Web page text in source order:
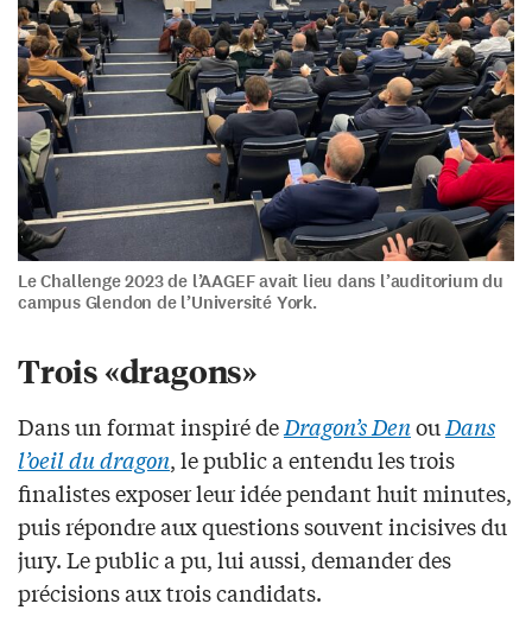
Le Challenge 2023 de l’AAGEF avait lieu dans l’auditorium du
campus Glendon de l’Université York.
Trois «dragons»
Dans un format inspiré deDragon’s Denou Dans
l’oeil du dragon, le public a entendu les trois
finalistes exposer leur idée pendant huit minutes,
puis répondre aux questions souvent incisives du
jury. Le public a pu, lui aussi, demander des
précisions aux trois candidats.